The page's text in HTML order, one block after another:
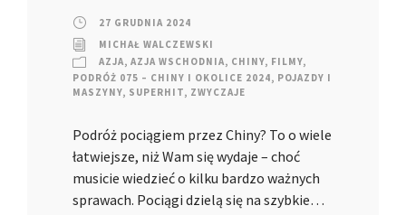
27 GRUDNIA 2024
MICHAŁ WALCZEWSKI
AZJA, AZJA WSCHODNIA, CHINY, FILMY,
PODRÓŻ 075 – CHINY I OKOLICE 2024, POJAZDY I
MASZYNY, SUPERHIT, ZWYCZAJE
Podróż pociągiem przez Chiny? To o wiele
łatwiejsze, niż Wam się wydaje – choć
musicie wiedzieć o kilku bardzo ważnych
sprawach. Pociągi dzielą się na szybkie…